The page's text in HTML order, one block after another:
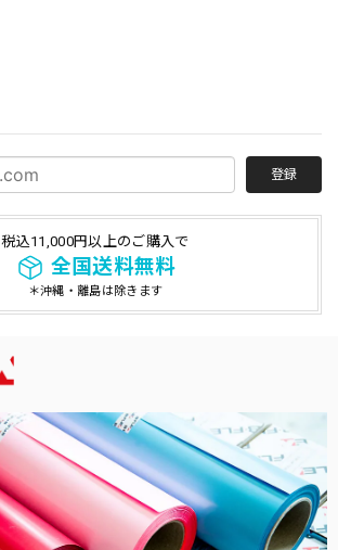
登録
税込11,000円以上のご購入で
全国送料無料
＊沖縄・離島は除きます